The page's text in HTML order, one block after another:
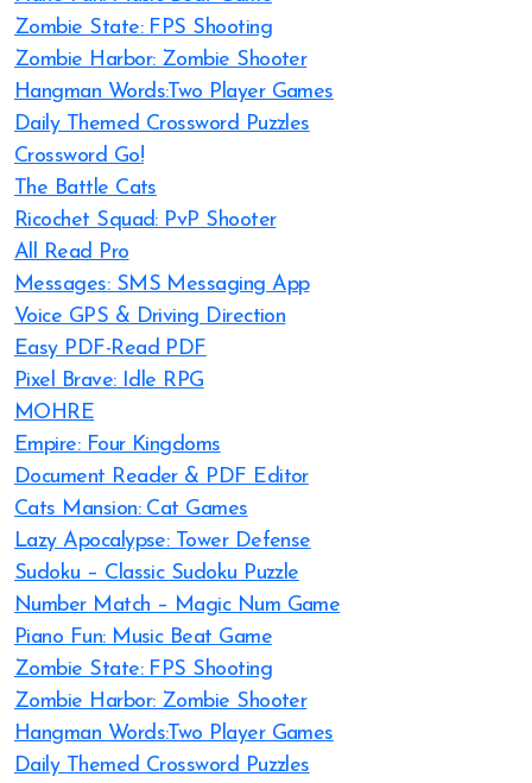
Zombie State: FPS Shooting
Zombie Harbor: Zombie Shooter
Hangman Words:Two Player Games
Daily Themed Crossword Puzzles
Crossword Go!
The Battle Cats
Ricochet Squad: PvP Shooter
All Read Pro
Messages: SMS Messaging App
Voice GPS & Driving Direction
Easy PDF-Read PDF
Pixel Brave: Idle RPG
MOHRE
Empire: Four Kingdoms
Document Reader & PDF Editor
Cats Mansion: Cat Games
Lazy Apocalypse: Tower Defense
Sudoku – Classic Sudoku Puzzle
Number Match – Magic Num Game
Piano Fun: Music Beat Game
Zombie State: FPS Shooting
Zombie Harbor: Zombie Shooter
Hangman Words:Two Player Games
Daily Themed Crossword Puzzles